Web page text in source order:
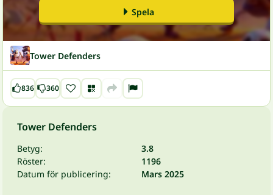
Spela
Tower Defenders
836 360
Tower Defenders
Betyg:
3.8
Röster:
1196
Datum för publicering:
Mars 2025